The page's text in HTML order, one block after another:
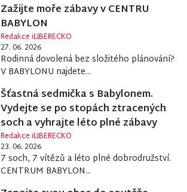
Zažijte moře zábavy v CENTRU
BABYLON
Redakce iLIBERECKO
27. 06. 2026
Rodinná dovolená bez složitého plánování?
V BABYLONU najdete...
Šťastná sedmička s Babylonem.
Vydejte se po stopách ztracených
soch a vyhrajte léto plné zábavy
Redakce iLIBERECKO
23. 06. 2026
7 soch, 7 vítězů a léto plné dobrodružství.
CENTRUM BABYLON...